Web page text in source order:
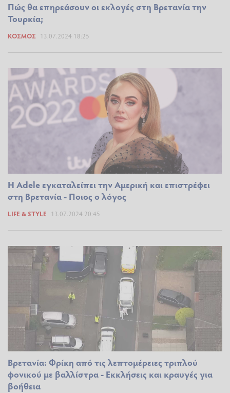
Πώς θα επηρεάσουν οι εκλογές στη Βρετανία την
Τουρκία;
ΚΌΣΜΟΣ 13.07.2024 18:25
Η Adele εγκαταλείπει την Αμερική και επιστρέφει
στη Βρετανία - Ποιος ο λόγος
LIFE & STYLE 13.07.2024 20:45
Βρετανία: Φρίκη από τις λεπτομέρειες τριπλού
φονικού με βαλλίστρα - Εκκλήσεις και κραυγές για
βοήθεια